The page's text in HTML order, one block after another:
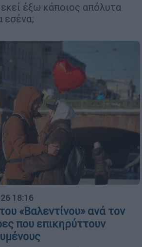
έξω κάποιος απόλυτα
εσένα;
18:16
«Βαλεντίνου» ανά τον
που επικηρύττουν